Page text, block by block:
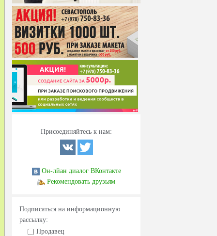
Присоединяйтесь к нам:
Он-лйан диалог ВКонтакте
Рекомендовать друзьям
Подписаться на информационную
рассылку:
Продавец